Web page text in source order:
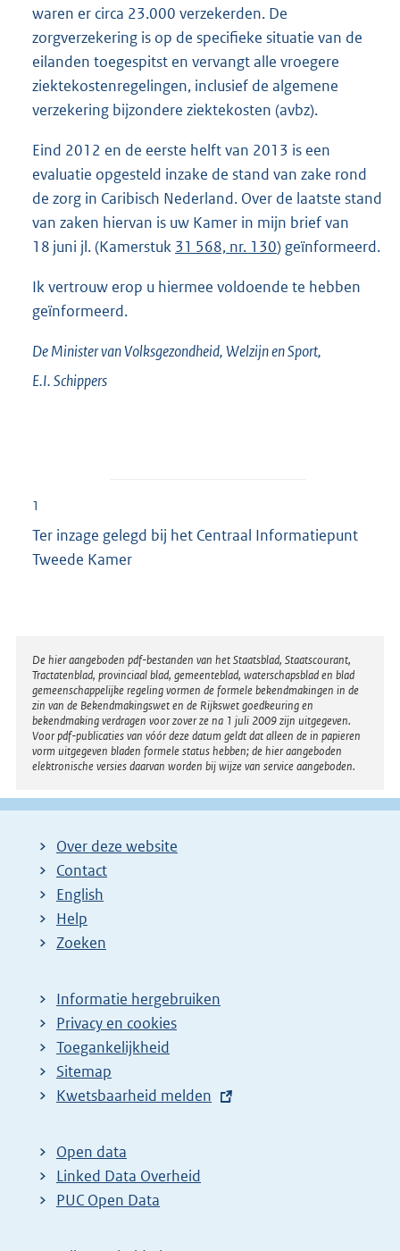
waren er circa 23.000 verzekerden. De
zorgverzekering is op de specifieke situatie van de
eilanden toegespitst en vervangt alle vroegere
ziektekostenregelingen, inclusief de algemene
verzekering bijzondere ziektekosten (avbz).
Eind 2012 en de eerste helft van 2013 is een
evaluatie opgesteld inzake de stand van zake rond
de zorg in Caribisch Nederland. Over de laatste stand
van zaken hiervan is uw Kamer in mijn brief van
18 juni jl. (Kamerstuk 31 568, nr. 130) geïnformeerd.
Ik vertrouw erop u hiermee voldoende te hebben
geïnformeerd.
De Minister van Volksgezondheid, Welzijn en Sport,
E.I.Schippers
1
Ter inzage gelegd bij het Centraal Informatiepunt
Tweede Kamer
Disclaimer
De hier aangeboden pdf-bestanden van het Staatsblad, Staatscourant,
Tractatenblad, provinciaal blad, gemeenteblad, waterschapsblad en blad
gemeenschappelijke regeling vormen de formele bekendmakingen in de
zin van de Bekendmakingswet en de Rijkswet goedkeuring en
bekendmaking verdragen voor zover ze na 1 juli 2009 zijn uitgegeven.
Voor pdf-publicaties van vóór deze datum geldt dat alleen de in papieren
vorm uitgegeven bladen formele status hebben; de hier aangeboden
elektronische versies daarvan worden bij wijze van service aangeboden.
Over deze website
Contact
English
Help
Zoeken
Informatie hergebruiken
Privacy en cookies
Toegankelijkheid
Sitemap
E
t
e
r
Kwetsbaarheid melden
Open data
Linked Data Overheid
PUC Open Data